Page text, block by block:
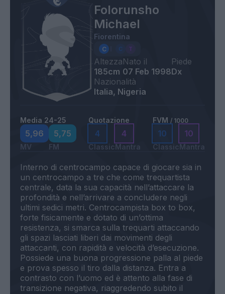
Folorunsho
Michael
Fiorentina
Altezza
185cm
Nato il
07 Feb 1998
Piede
Dx
Nazionalità
Italia, Nigeria
Media 24-25
5,96
MV
5,75
FM
Quotazione
4
Classic
4
Mantra
FVM / 1000
10
Classic
10
Mantra
Interno di centrocampo capace di giocare sia in
un centrocampo a tre che come trequartista
centrale, data la sua capacità nell’attaccare la
profondità e nell’arrivare a concludere negli
ultimi sedici metri. Centrocampista box to box,
forte fisicamente e dotato di un’ottima
resistenza, si smarca sulla trequarti attaccando
gli spazi lasciati liberi dai movimenti degli
attaccanti, con rapidità e velocità d’esecuzione.
Possiede una buona progressione palla al piede
e prova spesso il tiro dalla distanza. Entra a
contrasto con l’uomo ed è attento alla fase di
transizione negativa, riaggredendo subito il